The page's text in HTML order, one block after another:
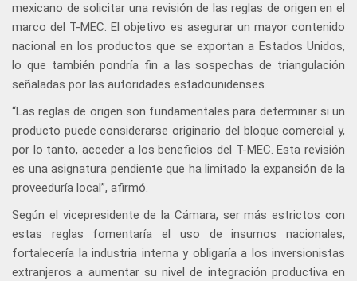
mexicano de solicitar una revisión de las reglas de origen en el
marco del T-MEC. El objetivo es asegurar un mayor contenido
nacional en los productos que se exportan a Estados Unidos,
lo que también pondría fin a las sospechas de triangulación
señaladas por las autoridades estadounidenses.
“Las reglas de origen son fundamentales para determinar si un
producto puede considerarse originario del bloque comercial y,
por lo tanto, acceder a los beneficios del T-MEC. Esta revisión
es una asignatura pendiente que ha limitado la expansión de la
proveeduría local”, afirmó.
Según el vicepresidente de la Cámara, ser más estrictos con
estas reglas fomentaría el uso de insumos nacionales,
fortalecería la industria interna y obligaría a los inversionistas
extranjeros a aumentar su nivel de integración productiva en